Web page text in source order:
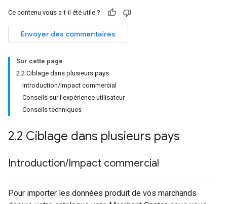
Ce contenu vous a-t-il été utile ?
Envoyer des commentaires
Sur cette page
2.2 Ciblage dans plusieurs pays
Introduction/Impact commercial
Conseils sur l'expérience utilisateur
Conseils techniques
2.2 Ciblage dans plusieurs pays
Introduction/Impact commercial
Pour importer les données produit de vos marchands